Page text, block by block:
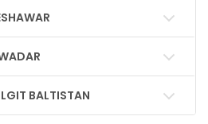
BALTISTAN